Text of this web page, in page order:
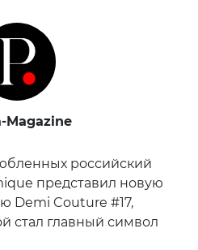
Magazine
российский
представил новую
Demi Couture #17,
стал главный символ